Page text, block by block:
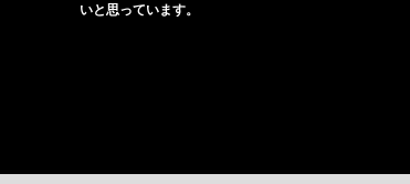
いと思っています。